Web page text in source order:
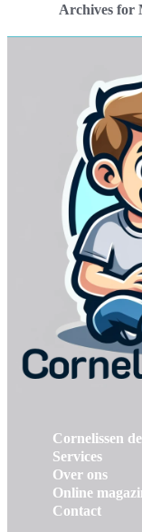
Archives for
Cornelissen
Services
Over ons
Online
Contact